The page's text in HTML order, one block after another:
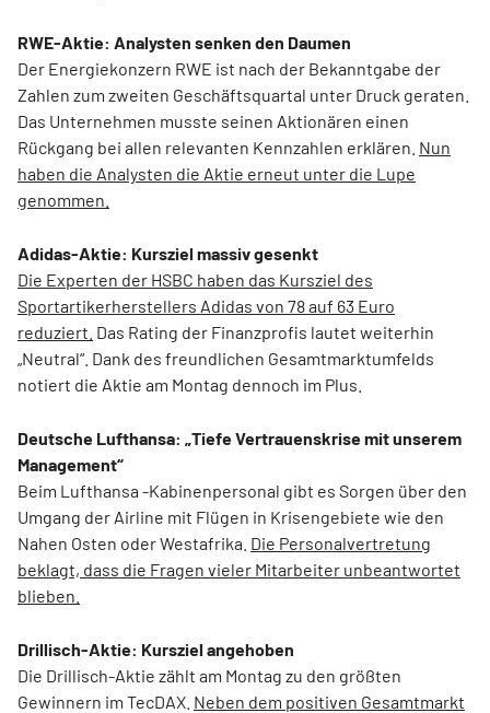
RWE-Aktie: Analysten senken den Daumen
Der Energiekonzern RWE ist nach der Bekanntgabe der
Zahlen zum zweiten Geschäftsquartal unter Druck geraten.
Das Unternehmen musste seinen Aktionären einen
Rückgang bei allen relevanten Kennzahlen erklären. Nun
haben die Analysten die Aktie erneut unter die Lupe
genommen.
Adidas-Aktie: Kursziel massiv gesenkt
Die Experten der HSBC haben das Kursziel des
Sportartikerherstellers Adidas von 78 auf 63 Euro
reduziert. Das Rating der Finanzprofis lautet weiterhin
„Neutral“. Dank des freundlichen Gesamtmarktumfelds
notiert die Aktie am Montag dennoch im Plus.
Deutsche Lufthansa: „Tiefe Vertrauenskrise mit unserem
Management“
Beim Lufthansa -Kabinenpersonal gibt es Sorgen über den
Umgang der Airline mit Flügen in Krisengebiete wie den
Nahen Osten oder Westafrika. Die Personalvertretung
beklagt, dass die Fragen vieler Mitarbeiter unbeantwortet
blieben.
Drillisch-Aktie: Kursziel angehoben
Die Drillisch-Aktie zählt am Montag zu den größten
Gewinnern im TecDAX. Neben dem positiven Gesamtmarkt